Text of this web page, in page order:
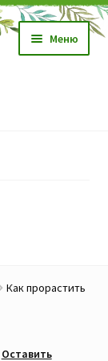
Меню
меню
Как прорастить
Оставить